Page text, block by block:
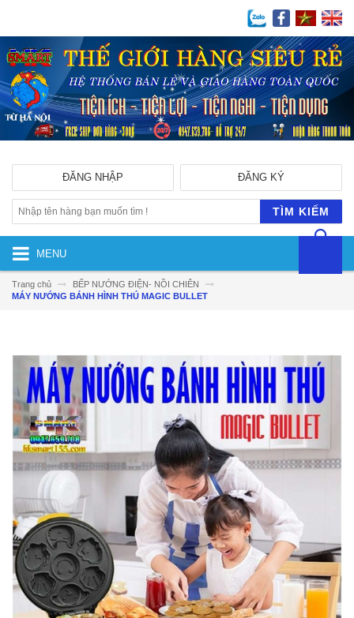
ĐĂNG KÝ
ĐĂNG NHẬP
TÌM KIẾM
MENU
Trang chủ
BẾP NƯỚNG ĐIỆN- NỒI CHIÊN
MÁY NƯỚNG BÁNH HÌNH THÚ MAGIC BULLET